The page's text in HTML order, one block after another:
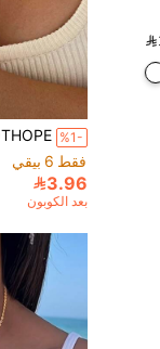

%1-
فقط 6 بيقي
3.96
بعد الكوبون